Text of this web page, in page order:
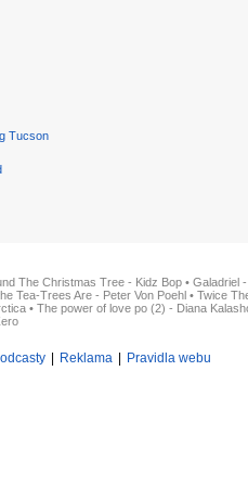
Tucson
The Christmas Tree - Kidz Bop • Galadriel
Tea-Trees Are - Peter Von Poehl • Twice
• The power of love po (2) - Diana
| Reklama | Pravidla webu